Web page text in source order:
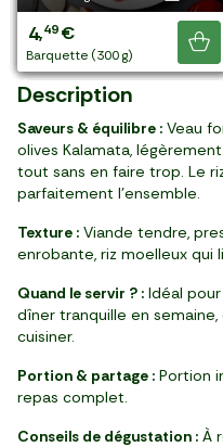
6,90€
barquette (380 g)
5,90€
barquette (385 g)
6,90€
barquette (370 g)
4,99€
sachet (600 g)
4,99€
sachet (500 g)
3,99€
sachet (600 g)
4,99€
sachet (500 g)
3,99€
barquette (160 g)
5,49€
barquette (800 g)
4,49€
sachet (350 g)
4,49€
barquette (300 g)
Je découvre
Description
Saveurs & équilibre : Veau
olives Kalamata,
tout sans en faire trop. Le
parfaitement l’ensemble.
Texture : Viande tendre,
enrobante, riz moelleux qui
Quand le servir ? : Idéal
dîner tranquille en
cuisiner.
Portion & partage : Portion
repas complet.
Conseils de dégustation : À